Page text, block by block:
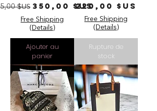
original
$US Prix promotionnel
350,00 $US
Free Shipping
(Details)
Ajouter au
panier
Prix
220,00 $US
Free Shipping
(Details)
Rupture de
stock